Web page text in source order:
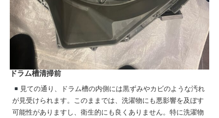
ドラム槽清掃前
見ての通り、ドラム槽の内側には黒ずみやカビのような汚れ
が見受けられます。このままでは、洗濯物にも悪影響を及ぼす
可能性がありますし、衛生的にも良くありません。特に洗濯物